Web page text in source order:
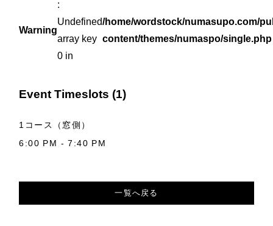
Warning
:
Undefined
array key
0 in
/home/wordstock/numasupo.com/
content/themes/numaspo/single.php
Event Timeslots (1)
1コース（窓側）
6:00 PM -7:40 PM
一覧へ戻る